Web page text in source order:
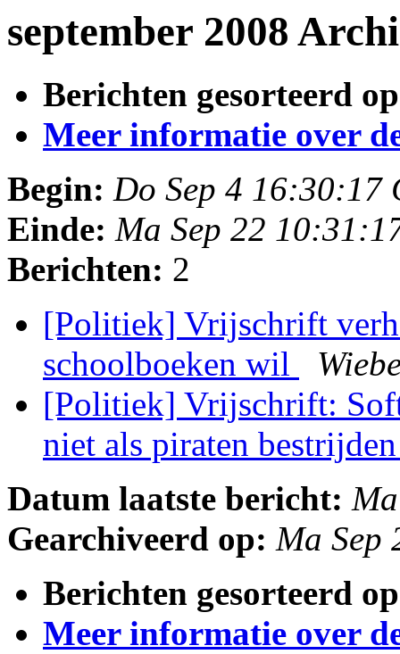
september 2008
Berichten gesorteerd
Meer informatie over
Begin: Do Sep 4 16:30:17
Einde: Ma Sep 22
Berichten: 2
[Politiek] Vrijschrift
schoolboeken wil
[Politiek] Vrijschrift:
niet als piraten
Datum laatste bericht:
Gearchiveerd op: Ma Sep
Berichten gesorteerd
Meer informatie over